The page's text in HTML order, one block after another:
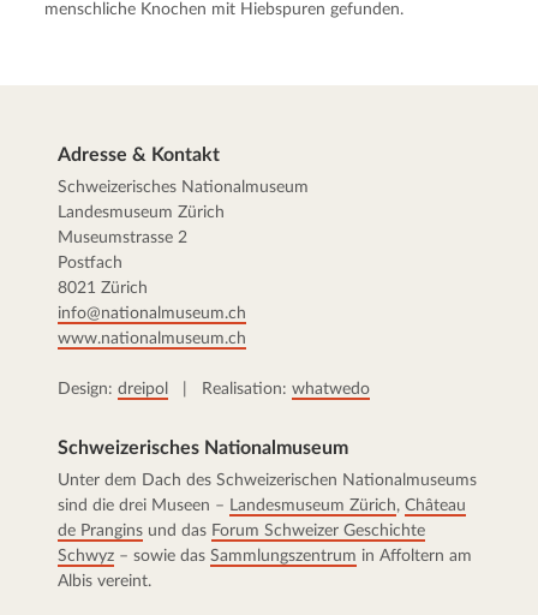
menschliche Knochen mit Hiebspuren gefunden.
Adresse & Kontakt
Schweizerisches Nationalmuseum
Landesmuseum Zürich
Museumstrasse 2
Postfach
8021 Zürich
info@nationalmuseum.ch
www.nationalmuseum.ch
Design: dreipol | Realisation: whatwedo
Schweizerisches Nationalmuseum
Unter dem Dach des Schweizerischen Nationalmuseums
sind die drei Museen – Landesmuseum Zürich, Château
de Prangins und das Forum Schweizer Geschichte
Schwyz – sowie das Sammlungszentrum in Affoltern am
Albis vereint.